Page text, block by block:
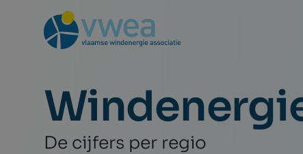
De cijfers per regio